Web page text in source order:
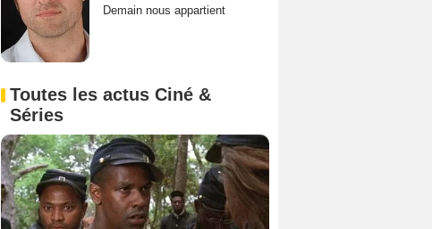
Demain nous appartient
Toutes les actus Ciné &
Séries